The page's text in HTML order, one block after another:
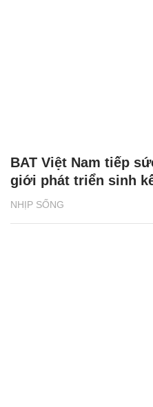
NHỊP SỐNG
BAT Việt Nam tiếp
giới phát triển sinh